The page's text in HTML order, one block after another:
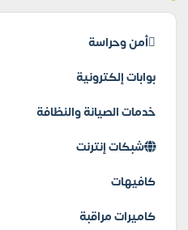
أمن وحراسة
بوابات إلكترونية
خدمات الصيانة والنظافة
شبكات إنترنت
كافيهات
كاميرات مراقبة